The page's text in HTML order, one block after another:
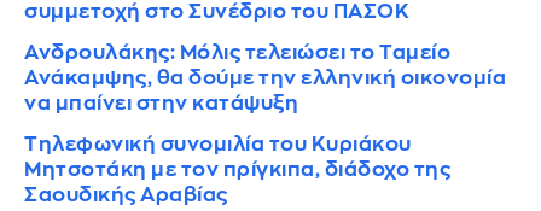
συμμετοχή στο Συνέδριο του ΠΑΣΟΚ
Ανδρουλάκης: Μόλις τελειώσει το Ταμείο
Ανάκαμψης, θα δούμε την ελληνική οικονομία
να μπαίνει στην κατάψυξη
Τηλεφωνική συνομιλία του Κυριάκου
Μητσοτάκη με τον πρίγκιπα, διάδοχο της
Σαουδικής Αραβίας